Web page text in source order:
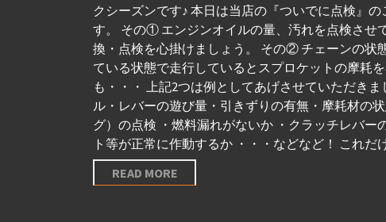
クシーズンです♪ 本日は当店の『ついでに点検』
す。 その① エンジンオイルの量、汚れを点検させ
換・点検を心掛けましょう。 その② チェーンの状
ている状態で走行しているとスプロケットの摩耗
も・・・ 上記2つは例としてあげさせていただき
ル・レバーの遊び量・引きずりの有無・摩耗材の
グ）の点検 ・燃料漏れがないか ・クラッチレバ
ト等が正常に作動するか ・・・などなど！ これ
READ MORE